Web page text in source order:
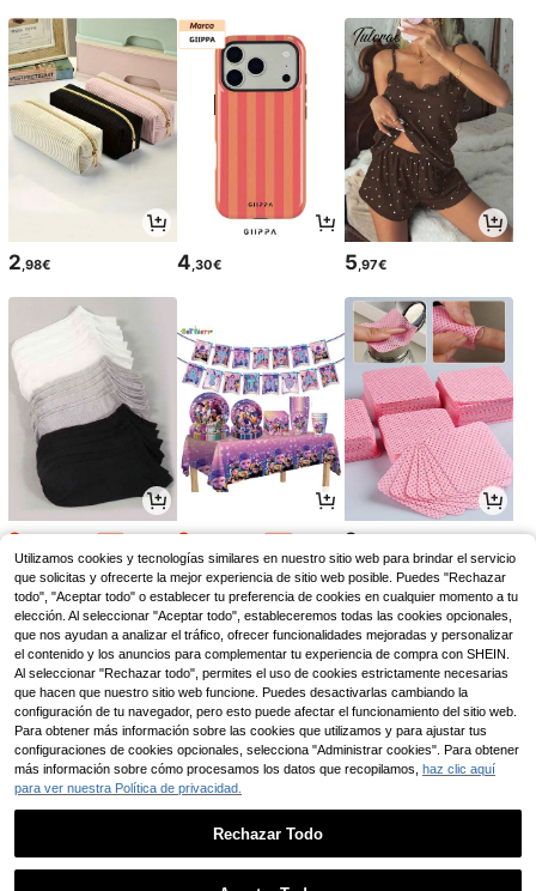
1
2 ,98€ 4 ,30€ 5 ,97€
2 3 2
3
Utilizamos cookies y tecnologías similares en nuestro sitio web para brindar el servicio
que solicitas y ofrecerte la mejor experiencia de sitio web posible. Puedes "Rechazar
todo", "Aceptar todo" o establecer tu preferencia de cookies en cualquier momento a tu
elección. Al seleccionar "Aceptar todo", estableceremos todas las cookies opcionales,
que nos ayudan a analizar el tráfico, ofrecer funcionalidades mejoradas y personalizar
el contenido y los anuncios para complementar tu experiencia de compra con SHEIN.
Al seleccionar "Rechazar todo", permites el uso de cookies estrictamente necesarias
que hacen que nuestro sitio web funcione. Puedes desactivarlas cambiando la
configuración de tu navegador, pero esto puede afectar el funcionamiento del sitio web.
Para obtener más información sobre las cookies que utilizamos y para ajustar tus
configuraciones de cookies opcionales, selecciona "Administrar cookies". Para obtener
más información sobre cómo procesamos los datos que recopilamos, haz clic aquí
para ver nuestra Política de privacidad.
Rechazar Todo